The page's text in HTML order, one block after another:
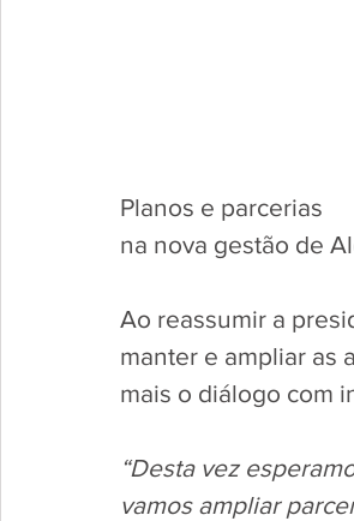
Planos e parcerias
na nova gestão de
Ao reassumir a
manter e ampliar as
mais o diálogo com
“Desta vez
vamos ampliar